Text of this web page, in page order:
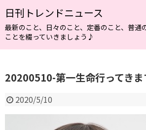
日刊トレンドニュース
最新のこと、日々のこと、定番のこと、普通
ことを綴っていきましょう♪
20200510-第一生命行ってき
2020/5/10